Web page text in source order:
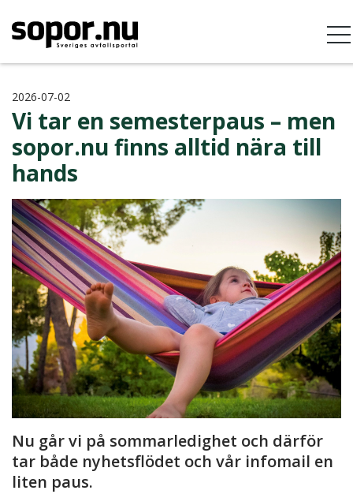
2026-07-02
Vi tar en semesterpaus – men
sopor.nu finns alltid nära till
hands
Nu går vi på sommarledighet och därför
tar både nyhetsflödet och vår infomail en
liten paus.